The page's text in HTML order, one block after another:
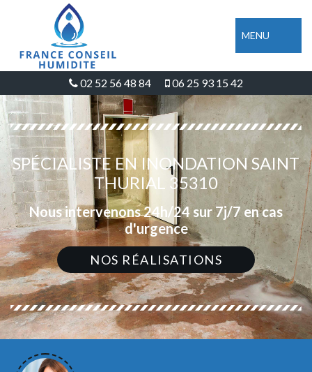
MENU
02 52 56 48 84 06 25 93 15 42
SPÉCIALISTE EN INONDATION SAINT
THURIAL 35310
Nous intervenons 24h/24 sur 7j/7 en cas
d'urgence
NOS RÉALISATIONS